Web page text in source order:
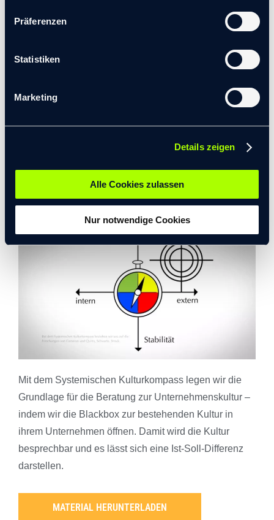
Präferenzen
Statistiken
Marketing
Details zeigen
Alle Cookies zulassen
Nur notwendige Cookies
zunächst besprechbar zu machen und eine Soll-Ist-
Unternehmenskultur.
WEITERFÜHRENDE INFORMATIONEN
SYSTEMISCHER KULTURKOMPASS
Mit dem Systemischen Kulturkompass legen wir die
Grundlage für die Beratung zur Unternehmenskultur –
indem wir die Blackbox zur bestehenden Kultur in
ihrem Unternehmen öffnen. Damit wird die Kultur
besprechbar und es lässt sich eine Ist-Soll-Differenz
darstellen.
MATERIAL HERUNTERLADEN